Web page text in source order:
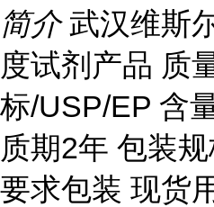
简介 武汉维斯
度试剂产品 质
标/USP/EP 含
质期2年 包装
要求包装 现货